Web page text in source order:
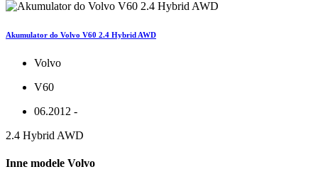
Akumulator do Volvo V60 2.4 Hybrid AWD
Volvo
V60
06.2012 -
2.4 Hybrid AWD
Inne modele Volvo